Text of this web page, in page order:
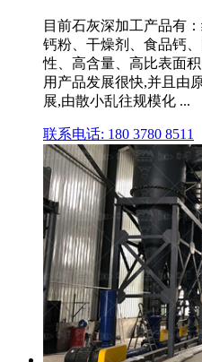
目前石灰深加工产品有
钙粉、干燥剂、食品钙
性、高含量、高比表面
用产品发展很快,并且由
展,由散小乱往规模化 ...
联系电话: 180 3780 8511